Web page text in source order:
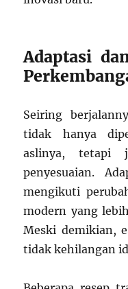
Adaptasi
Seiring
tidak hanya
aslinya, tetapi
penyesuaian.
mengikuti
modern yang
Meski demikian,
tidak kehilangan